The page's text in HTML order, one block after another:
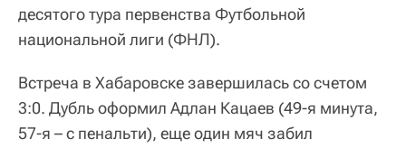
десятого тура первенства Футбольной
национальной лиги (ФНЛ).
Встреча в Хабаровске завершилась со счетом
3:0. Дубль оформил Адлан Кацаев (49-я минута,
57-я – с пенальти), еще один мяч забил